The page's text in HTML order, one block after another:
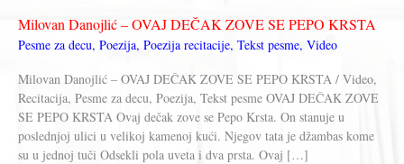
Milovan Danojlić – OVAJ DEČAK ZOVE SE PEPO KRSTA
Pesme za decu, Poezija, Poezija recitacije, Tekst pesme, Video
Milovan Danojlić – OVAJ DEČAK ZOVE SE PEPO KRSTA / Video,
Recitacija, Pesme za decu, Poezija, Tekst pesme OVAJ DEČAK ZOVE
SE PEPO KRSTA Ovaj dečak zove se Pepo Krsta. On stanuje u
poslednjoj ulici u velikoj kamenoj kući. Njegov tata je džambas kome
su u jednoj tuči Odsekli pola uveta i dva prsta. Ovaj […]